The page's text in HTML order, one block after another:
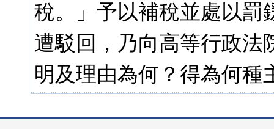
稅。」予以補稅並處以罰
遭駁回，乃向高等行政法
明及理由為何？得為何種